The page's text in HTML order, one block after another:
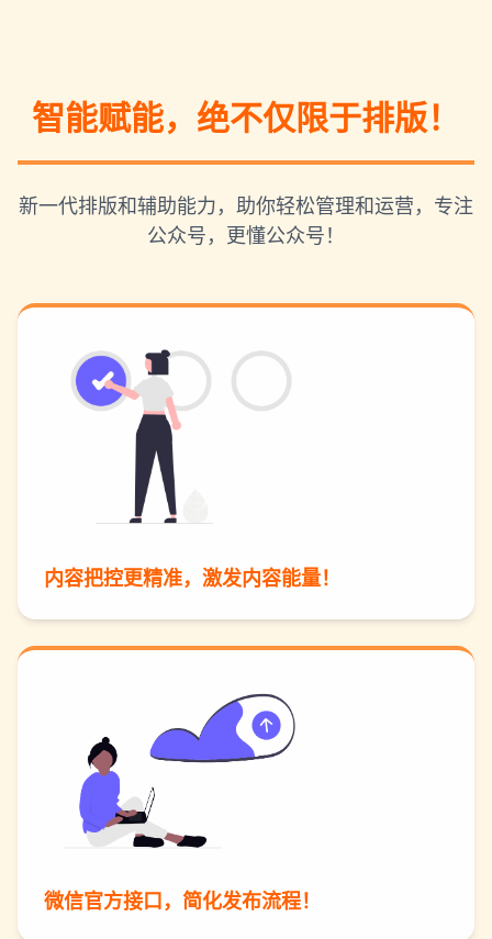
智能赋能，绝不仅限于排版！
新一代排版和辅助能力，助你轻松管理和运营，专注
公众号，更懂公众号！
内容把控更精准，激发内容能量！
微信官方接口，简化发布流程！